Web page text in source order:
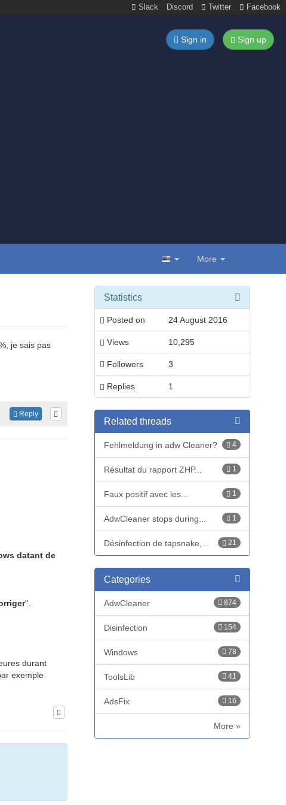
Slack Discord Twitter Facebook
Sign in Sign up
More
je sais pas
Reply
datant de
".
durant
exemple
Statistics
Posted on 24 August 2016
Views 10,295
Followers 3
Replies 1
Related threads
4
Fehlmeldung in adw Cleaner?
1
Résultat du rapport ZHP...
1
Faux positif avec les...
1
AdwCleaner stops during...
21
Désinfection de tapsnake,...
Categories
874
AdwCleaner
154
Disinfection
78
Windows
41
ToolsLib
16
AdsFix
More »